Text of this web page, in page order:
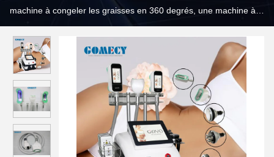
machine à congeler les graisses en 360 degrés, une machine à